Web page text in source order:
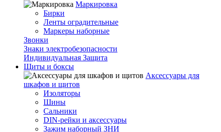
Маркировка
Бирки
Ленты оградительные
Маркеры наборные
Звонки
Знаки электробезопасности
Индивидуальная Защита
Щиты и боксы
Аксессуары для
шкафов и щитов
Изоляторы
Шины
Сальники
DIN-рейки и аксессуары
Зажим наборный ЗНИ